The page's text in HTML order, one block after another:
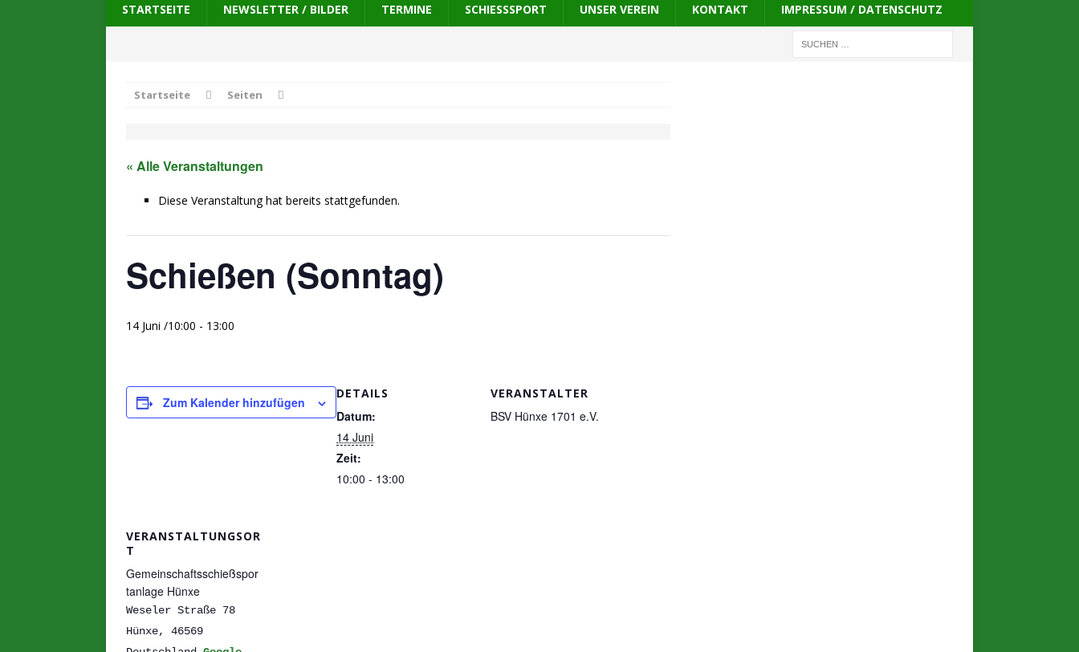
STARTSEITE NEWSLETTER / BILDER TERMINE SCHIESSSPORT UNSER VEREIN KONTAKT IMPRESSUM / DATENSCHUTZ
Startseite Seiten
« Alle Veranstaltungen
Diese Veranstaltung hat bereits stattgefunden.
Schießen (Sonntag)
14 Juni /10:00 - 13:00
Zum Kalender hinzufügen
DETAILS
Datum:
14 Juni
Zeit:
10:00 - 13:00
VERANSTALTER
BSV Hünxe 1701 e.V.
VERANSTALTUNGSOR
T
Gemeinschaftsschießspor
tanlage Hünxe
Weseler Straße 78
Hünxe,
46569